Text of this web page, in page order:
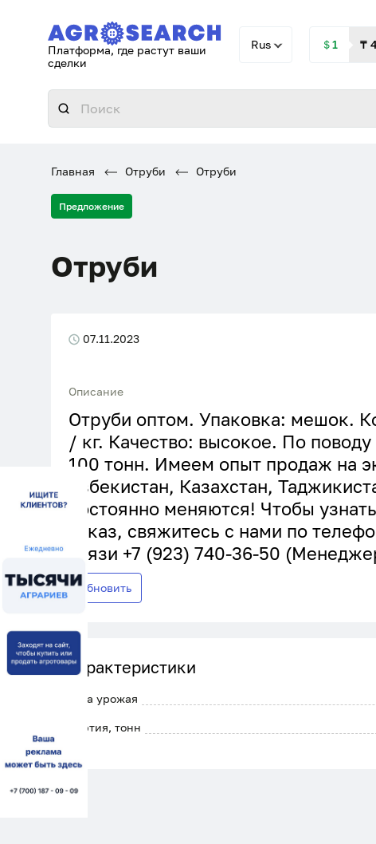
Платформа, где растут ваши
сделки
Rus ＄1 ₸
Главная Отруби Отруби
Предложение
Отруби
07.11.2023
Описание
Отруби оптом. Упаковка: мешок.
/ кг. Качество: высокое. По
100 тонн. Имеем опыт продаж на
Узбекистан, Казахстан,
постоянно меняются! Чтобы
заказ, свяжитесь с нами по
связи +7 (923) 740-36-50
Обновить
Характеристики
Дата урожая
Партия, тонн